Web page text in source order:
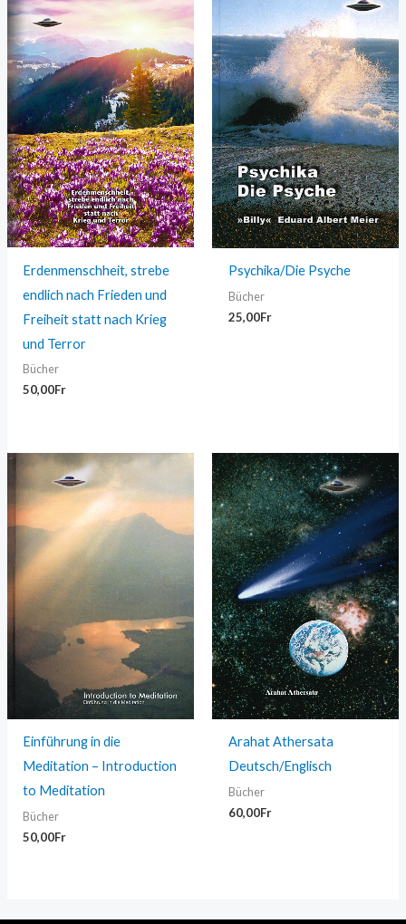
Erdenmenschheit, strebe
endlich nach Frieden und
Freiheit statt nach Krieg
und Terror
Bücher
50,00Fr
Psychika/Die Psyche
Bücher
25,00Fr
Einführung in die
Meditation – Introduction
to Meditation
Bücher
50,00Fr
Arahat Athersata
Deutsch/Englisch
Bücher
60,00Fr